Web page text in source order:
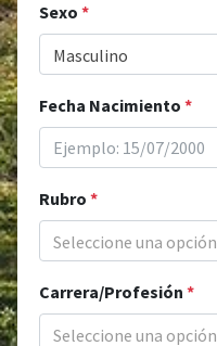
Sexo *
Masculino
Fecha Nacimiento *
Rubro *
Seleccione una opción
Carrera/Profesión *
Seleccione una opción